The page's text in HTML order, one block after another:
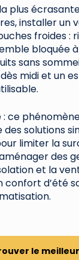
plus
installer un
froides :
bloquée à
sans
midi et un
ce
des solutions
limiter la
des
et la
confort d’été
le